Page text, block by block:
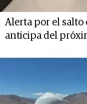
Alerta por el salto
anticipa del